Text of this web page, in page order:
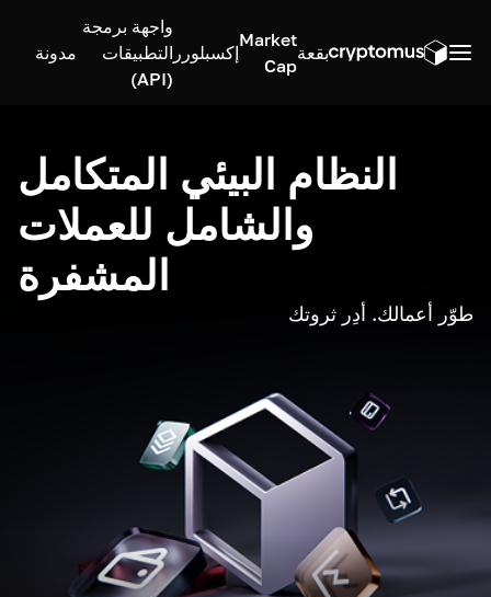
بقعة
Market
Cap
إكسبلورر
واجهة برمجة
التطبيقات
(API)
مدونة
النظام البيئي المتكامل
والشامل للعملات
المشفرة
طوّر أعمالك. أدِر ثروتك